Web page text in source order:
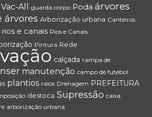
Vac-All guarda corpo Poda árvores
árvores Arborização urbana Canteiros
rios e canais Rios e Canais
Pintura Rede
calçada rampa de
manutenção campo de futebol
plantios ralos Drenagem PREFEITURA
destoca Supressão caixa
arborização urbana